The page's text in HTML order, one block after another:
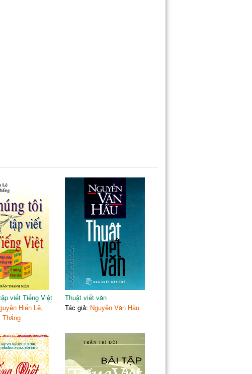
viết Tiếng Việt
Hiến Lê,
Thắng
Thuật viết văn
Tác giả: Nguyễn Văn Hầu